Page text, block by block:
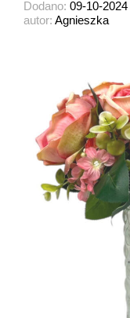
Dodano: 09-10-2024
autor: Agnieszka